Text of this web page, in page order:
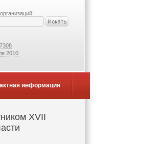
2010
информация
XVII